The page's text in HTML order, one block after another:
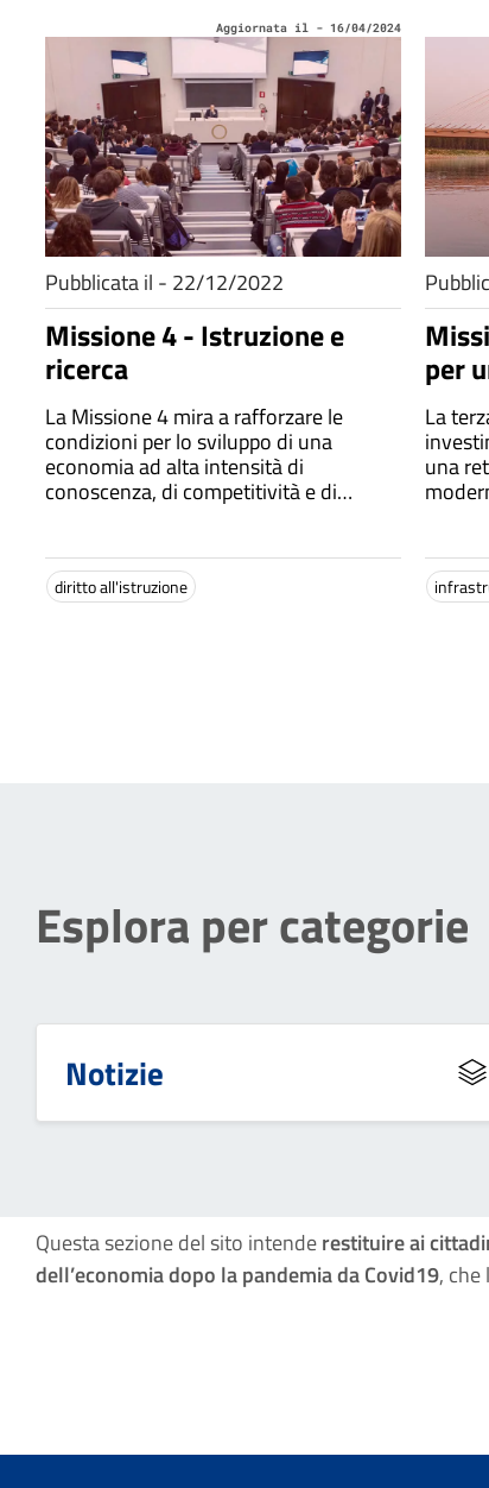
Aggiornata il - 16/04/2024
Pubblicata il - 22/12/2022
Missione 4 - Istruzione e
ricerca
La Missione 4 mira a rafforzare le
condizioni per lo sviluppo di una
economia ad alta intensità di
conoscenza, di competitività e di
istruzione, formazione e ricerca
diritto all'istruzione
per
La
una
Esplora per categorie
Notizie
Questa sezione del sito intenderestituire ai
dell’economia dopo la pandemia da Covid19,